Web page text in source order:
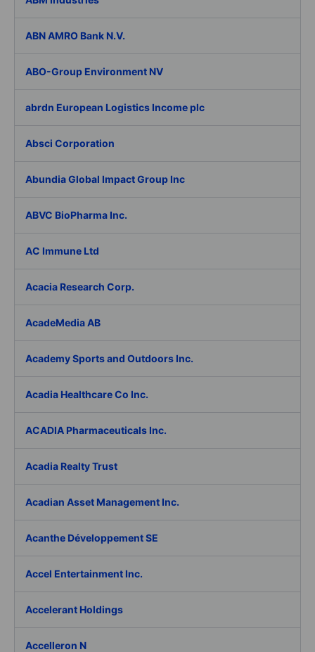
ABN AMRO Bank N.V.
ABO-Group Environment NV
abrdn European Logistics Income plc
Absci Corporation
Abundia Global Impact Group Inc
ABVC BioPharma Inc.
AC Immune Ltd
Acacia Research Corp.
AcadeMedia AB
Academy Sports and Outdoors Inc.
Acadia Healthcare Co Inc.
ACADIA Pharmaceuticals Inc.
Acadia Realty Trust
Acadian Asset Management Inc.
Acanthe Développement SE
Accel Entertainment Inc.
Accelerant Holdings
Accelleron N